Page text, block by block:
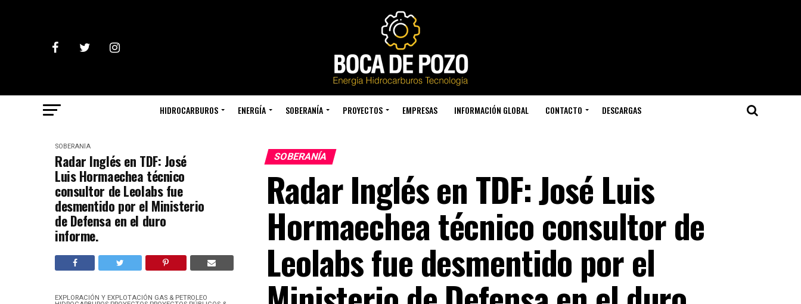
HIDROCARBUROS ENERGÍA SOBERANÍA PROYECTOS EMPRESAS INFORMACIÓN GLOBAL CONTACTO DESCARGAS
SOBERANÍA
Radar Inglés en TDF: José
Luis Hormaechea técnico
consultor de Leolabs fue
desmentido por el Ministerio
de Defensa en el duro
informe.
EXPLORACIÓN Y EXPLOTACIÓN GAS & PETROLEO
SOBERANÍA
Radar Inglés en TDF: José Luis
Hormaechea técnico consultor de
Leolabs fue desmentido por el